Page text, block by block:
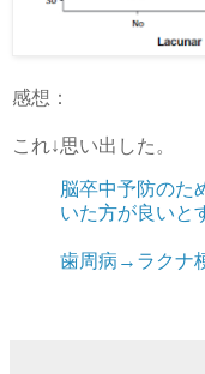
感想：
これ↓思い出した。
脳卒中予防のた
いた方が良いと
歯周病→ラクナ